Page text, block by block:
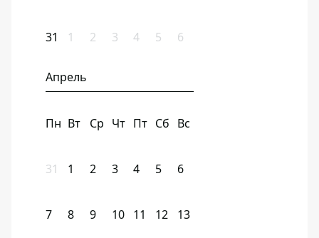
31 1 2 3 4 5 6
Апрель
Пн Вт Ср Чт Пт Сб Вс
31 1 2 3 4 5 6
7 8 9 10 11 12 13